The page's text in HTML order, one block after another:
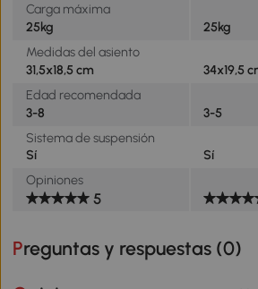
Carga máxima
25kg
25kg
Medidas del asiento
31,5x18,5 cm
34x19,5
Edad recomendada
3-8
3-5
Sistema de suspensión
Sí
Sí
Opiniones
5
Preguntas y respuestas (0)